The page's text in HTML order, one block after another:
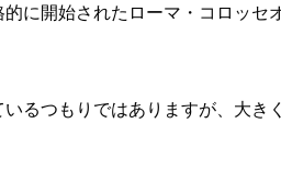
に開始されたローマ・コロッセ
るつもりではありますが、大き